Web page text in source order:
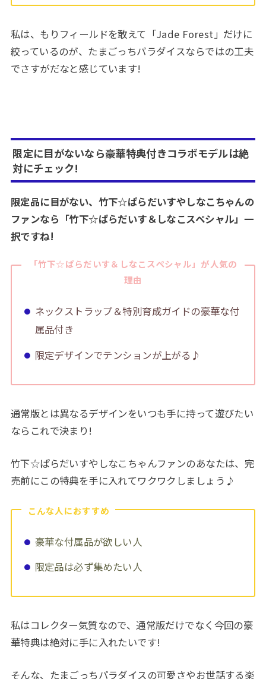
私は、もりフィールドを敢えて「Jade Forest」だけに
絞っているのが、たまごっちパラダイスならではの工夫
でさすがだなと感じています!
限定に目がないなら豪華特典付きコラボモデルは絶
対にチェック!
限定品に目がない、竹下☆ぱらだいすやしなこちゃんの
ファンなら「竹下☆ぱらだいす＆しなこスペシャル」一
択ですね!
「竹下☆ぱらだいす＆しなこスペシャル」が人気の
理由
ネックストラップ＆特別育成ガイドの豪華な付
属品付き
限定デザインでテンションが上がる♪
通常版とは異なるデザインをいつも手に持って遊びたい
ならこれで決まり!
竹下☆ぱらだいすやしなこちゃんファンのあなたは、完
売前にこの特典を手に入れてワクワクしましょう♪
こんな人におすすめ
豪華な付属品が欲しい人
限定品は必ず集めたい人
私はコレクター気質なので、通常版だけでなく今回の豪
華特典は絶対に手に入れたいです!
そんな、たまごっちパラダイスの可愛さやお世話する楽